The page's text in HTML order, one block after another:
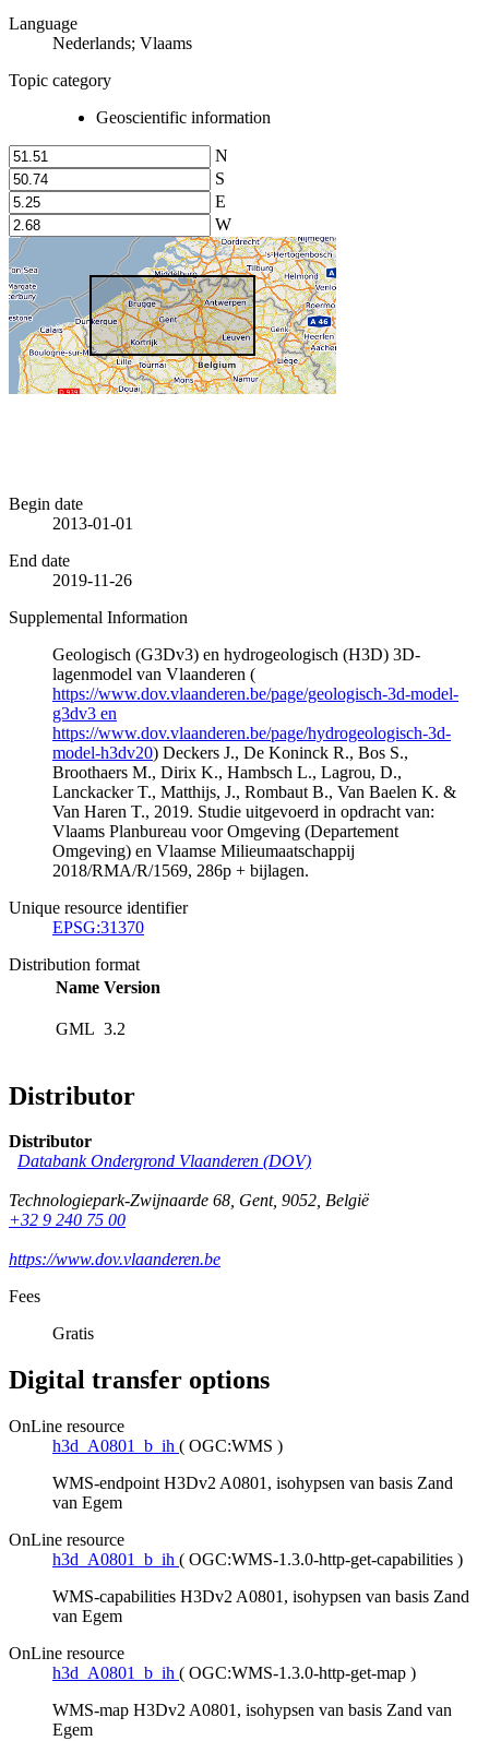
Language
Nederlands; Vlaams
Topic category
Geoscientific information
N
S
E
W
Begin date
2013-01-01
End date
2019-11-26
Supplemental Information
Geologisch (G3Dv3) en hydrogeologisch (H3D) 3D-
lagenmodel van Vlaanderen (
https://www.dov.vlaanderen.be/page/geologisch-3d-model-
g3dv3 en
https://www.dov.vlaanderen.be/page/hydrogeologisch-3d-
model-h3dv20) Deckers J., De Koninck R., Bos S.,
Broothaers M., Dirix K., Hambsch L., Lagrou, D.,
Lanckacker T., Matthijs, J., Rombaut B., Van Baelen K. &
Van Haren T., 2019. Studie uitgevoerd in opdracht van:
Vlaams Planbureau voor Omgeving (Departement
Omgeving) en Vlaamse Milieumaatschappij
2018/RMA/R/1569, 286p + bijlagen.
Unique resource identifier
EPSG:31370
Distribution format
Name Version
GML 3.2
Distributor
Distributor
Databank Ondergrond Vlaanderen (DOV)
Technologiepark-Zwijnaarde 68, Gent, 9052, België
+32 9 240 75 00
https://www.dov.vlaanderen.be
Fees
Gratis
Digital transfer options
OnLine resource
h3d_A0801_b_ih ( OGC:WMS )
WMS-endpoint H3Dv2 A0801, isohypsen van basis Zand
van Egem
OnLine resource
h3d_A0801_b_ih ( OGC:WMS-1.3.0-http-get-capabilities )
WMS-capabilities H3Dv2 A0801, isohypsen van basis Zand
van Egem
OnLine resource
h3d_A0801_b_ih ( OGC:WMS-1.3.0-http-get-map )
WMS-map H3Dv2 A0801, isohypsen van basis Zand van
Egem